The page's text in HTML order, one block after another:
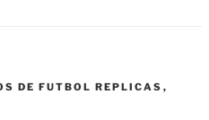
DE FUTBOL REPLICAS ,